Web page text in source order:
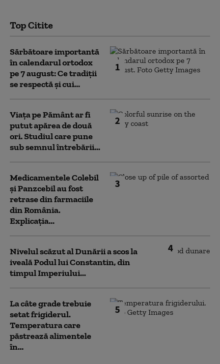
Top Citite
1
Sărbătoare importantă
în calendarul ortodox
pe 7 august: Ce tradiții
se respectă și cui...
2
Viața pe Pământ ar fi
putut apărea de două
ori. Studiul care pune
sub semnul întrebării...
3
Medicamentele Colebil
și Panzcebil au fost
retrase din farmaciile
din România.
Explicația...
4
Nivelul scăzut al Dunării a scos la
iveală Podul lui Constantin, din
timpul Imperiului...
5
La câte grade trebuie
setat frigiderul.
Temperatura care
păstrează alimentele
în...